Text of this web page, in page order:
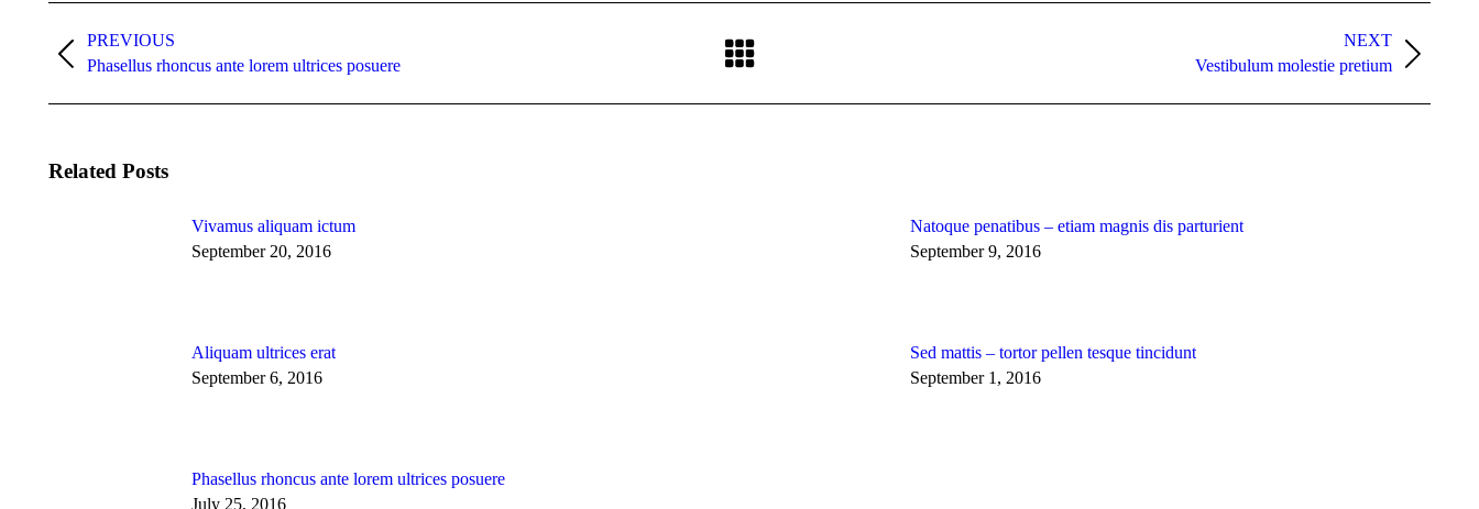
navigation
PREVIOUS
Previous
Phasellus rhoncus ante lorem ultrices posuere
NEXT
Vestibulum molestie pretium
Related Posts
Vivamus aliquam ictum
September 20, 2016
Natoque penatibus – etiam magnis dis parturient
September 9, 2016
Aliquam ultrices erat
September 6, 2016
Sed mattis – tortor pellen tesque tincidunt
September 1, 2016
Phasellus rhoncus ante lorem ultrices posuere
July 25, 2016